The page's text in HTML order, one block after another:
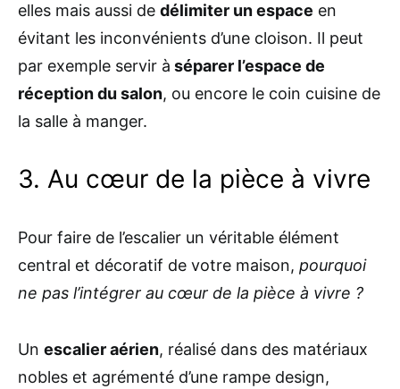
elles mais aussi de délimiter un espace en
évitant les inconvénients d’une cloison. Il peut
par exemple servir à séparer l’espace de
réception du salon, ou encore le coin cuisine de
la salle à manger.
3. Au cœur de la pièce à vivre
Pour faire de l’escalier un véritable élément
central et décoratif de votre maison, pourquoi
ne pas l’intégrer au cœur de la pièce à vivre ?
Un escalier aérien, réalisé dans des matériaux
nobles et agrémenté d’une rampe design,